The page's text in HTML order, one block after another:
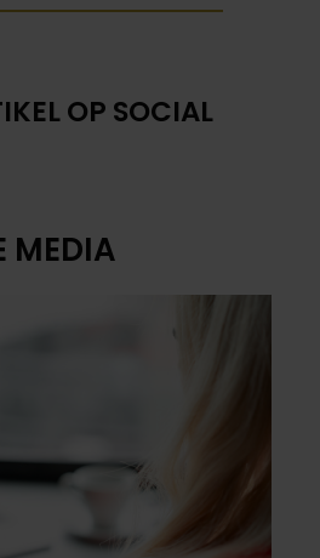
OP SOCIAL
MEDIA